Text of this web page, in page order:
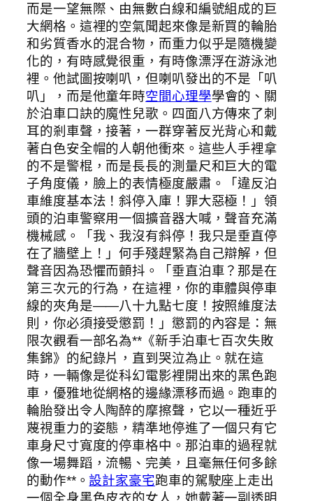
而是一望無際、由無數白線和編號組成的巨
大網格。這裡的空氣聞起來像是新買的輪胎
和劣質香水的混合物，而重力似乎是隨機變
化的，有時感覺很重，有時像漂浮在游泳池
裡。他試圖按喇叭，但喇叭發出的不是「叭
叭」，而是他童年時空間心理學學會的、關
於泊車口訣的魔性兒歌。四面八方傳來了刺
耳的剎車聲，接著，一群穿著反光背心和戴
著白色安全帽的人朝他衝來。這些人手裡拿
的不是警棍，而是長長的測量尺和巨大的電
子角度儀，臉上的表情極度嚴肅。「違反泊
車維度基本法！斜停入庫！罪大惡極！」領
頭的泊車警察用一個擴音器大喊，聲音充滿
機械感。「我、我沒有斜停！我只是垂直停
在了牆壁上！」何手殘趕緊為自己辯解，但
聲音因為恐懼而顫抖。「垂直泊車？那是在
第三次元的行為，在這裡，你的車體與停車
線的夾角是——八十九點七度！按照維度法
則，你必須接受懲罰！」懲罰的內容是：無
限次觀看一部名為**《新手泊車七百次失敗
集錦》的紀錄片，直到哭泣為止。就在這
時，一輛像是從科幻電影裡開出來的黑色跑
車，優雅地從網格的邊緣漂移而過。跑車的
輪胎發出令人陶醉的摩擦聲，它以一種近乎
蔑視重力的姿態，精準地停進了一個只有它
車身尺寸寬度的停車格中。那泊車的過程就
像一場舞蹈，流暢、完美，且毫無任何多餘
的動作**。設計家豪宅跑車的駕駛座上走出